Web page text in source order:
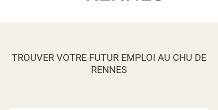
TROUVER VOTRE FUTUR EMPLOI AU CHU DE
RENNES